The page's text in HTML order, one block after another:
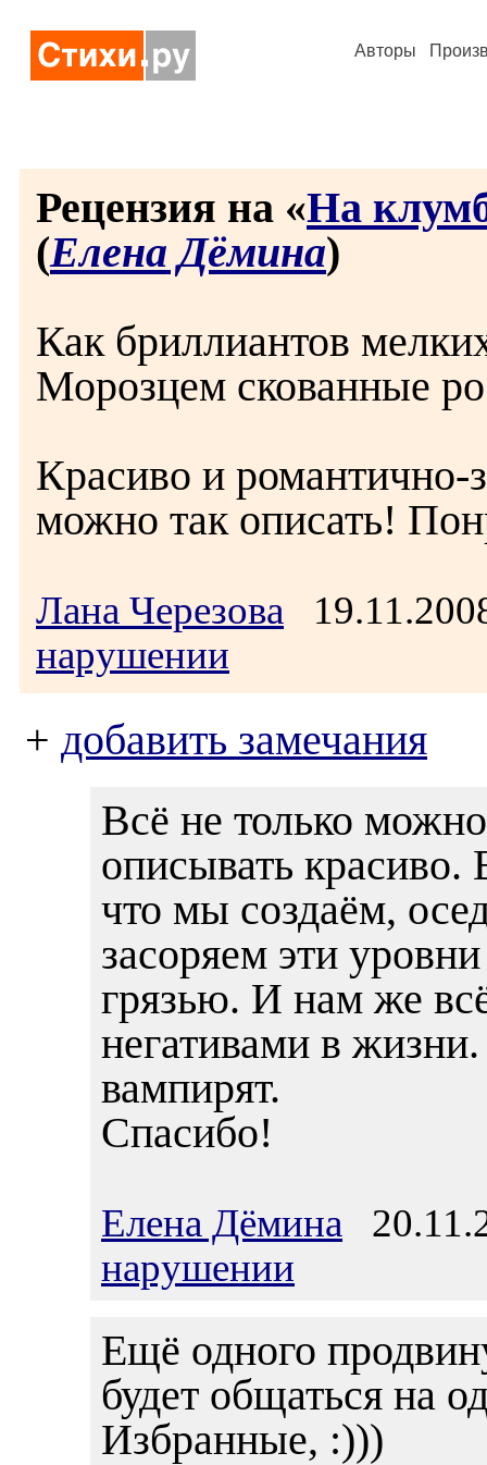
Авторы
Рецензия на «На
(Елена Дёмина)
Как бриллиантов
Морозцем скованные
Красиво и романтично-
можно так описать!
Лана Черезова
нарушении
+ добавить замечания
Всё не только
описывать красиво.
что мы создаём,
засоряем эти
грязью. И нам же
негативами в
вампирят.
Спасибо!
Елена Дёмина
нарушении
Ещё одного
будет общаться на
Избранные, :)))